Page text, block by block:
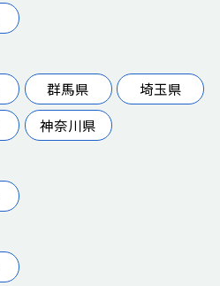
群馬県
埼玉県
神奈川県